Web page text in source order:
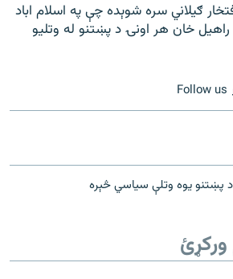
ګیلاني سره شوېده چې په اسلام اباد
خان هر اونۍ د پښتنو له وتلیو
Follow us
پښتنو یوه وتلې سیاسي څېره